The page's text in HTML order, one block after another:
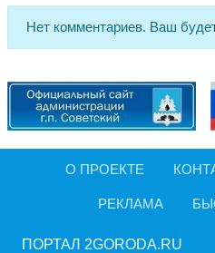
Нет комментариев. Ваш
О ПРОЕКТЕ
РЕКЛАМА
ПОРТАЛ 2GORODA.RU